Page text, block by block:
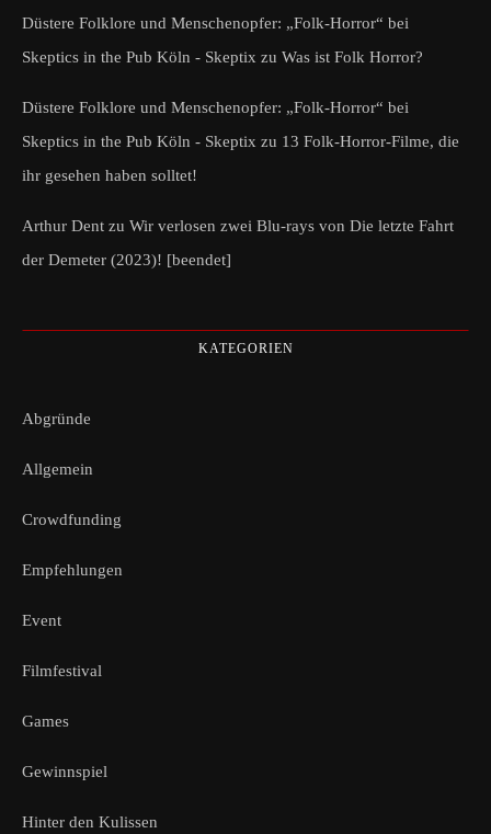
Düstere Folklore und Menschenopfer: „Folk-Horror“ bei
Skeptics in the Pub Köln - Skeptix zu Was ist Folk Horror?
Düstere Folklore und Menschenopfer: „Folk-Horror“ bei
Skeptics in the Pub Köln - Skeptix zu 13 Folk-Horror-Filme, die
ihr gesehen haben solltet!
Arthur Dent zu Wir verlosen zwei Blu-rays von Die letzte Fahrt
der Demeter (2023)! [beendet]
KATEGORIEN
Abgründe
Allgemein
Crowdfunding
Empfehlungen
Event
Filmfestival
Games
Gewinnspiel
Hinter den Kulissen